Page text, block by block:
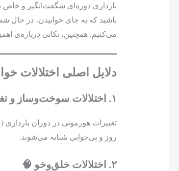
بارداری دوره‌ای شگفت‌انگیز و
باشید که به جای خوابیدن، در حال
می‌کنیم. همچنین، نکاتی درباره‌ی
دلایل اصلی اختلالات
۱. اختلالات سوخت‌وساز و تغییرات هورمونی 🌟
تغییرات هورمونی در دوران
روز و بی‌خوابی شبانه می‌شوند.
۲. اختلالات خلق‌وخو 🧠